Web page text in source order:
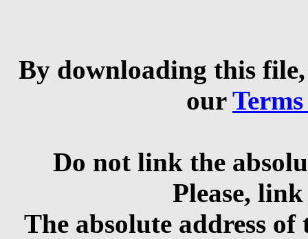
By downloading this
our
Do not link the
Please,
The absolute address